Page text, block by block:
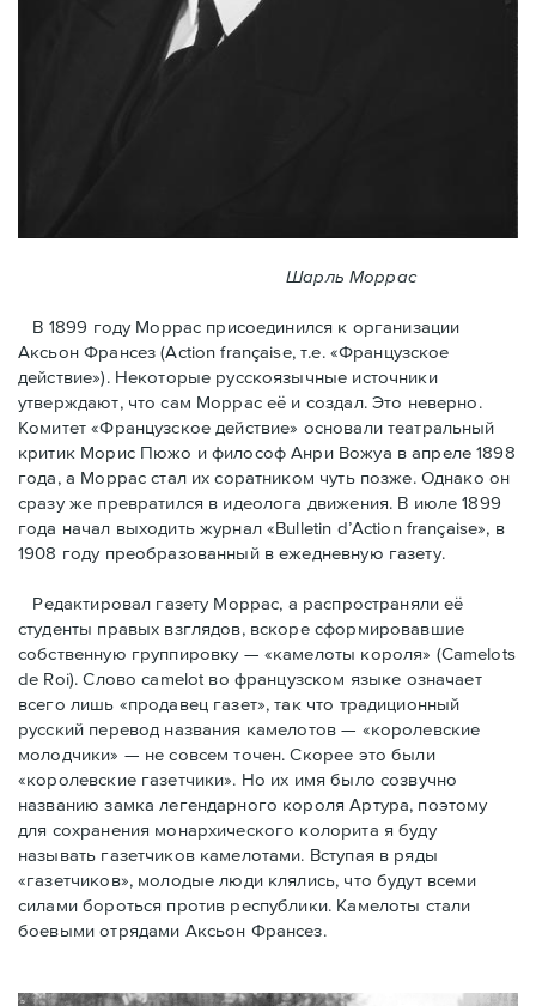
Шарль Моррас
В 1899 году Моррас присоединился к организации
Аксьон Франсез (Action française, т.е. «Французское
действие»). Некоторые русскоязычные источники
утверждают, что сам Моррас её и создал. Это неверно.
Комитет «Французское действие» основали театральный
критик Морис Пюжо и философ Анри Вожуа в апреле 1898
года, а Моррас стал их соратником чуть позже. Однако он
сразу же превратился в идеолога движения. В июле 1899
года начал выходить журнал «Bulletin d’Action française», в
1908 году преобразованный в ежедневную газету.
Редактировал газету Моррас, а распространяли её
студенты правых взглядов, вскоре сформировавшие
собственную группировку — «камелоты короля» (Camelots
de Roi). Слово camelot во французском языке означает
всего лишь «продавец газет», так что традиционный
русский перевод названия камелотов — «королевские
молодчики» — не совсем точен. Скорее это были
«королевские газетчики». Но их имя было созвучно
названию замка легендарного короля Артура, поэтому
для сохранения монархического колорита я буду
называть газетчиков камелотами. Вступая в ряды
«газетчиков», молодые люди клялись, что будут всеми
силами бороться против республики. Камелоты стали
боевыми отрядами Аксьон Франсез.